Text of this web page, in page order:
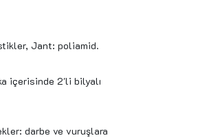
Jant: poliamid.
içerisinde 2'li bilyalı
darbe ve vuruşlara